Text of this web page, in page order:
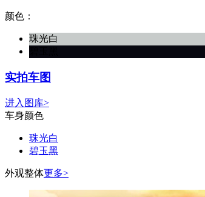
颜色：
珠光白
实拍车图
进入图库>
车身颜色
珠光白
碧玉黑
外观整体更多>